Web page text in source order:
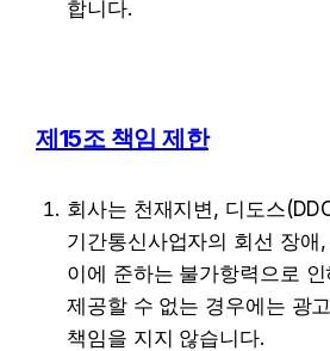
합니다.
제15조 책임 제한
회사는 천재지변, 디도스
기간통신사업자의 회선 장애
이에 준하는 불가항력으로
제공할 수 없는 경우에는 광
책임을 지지 않습니다.